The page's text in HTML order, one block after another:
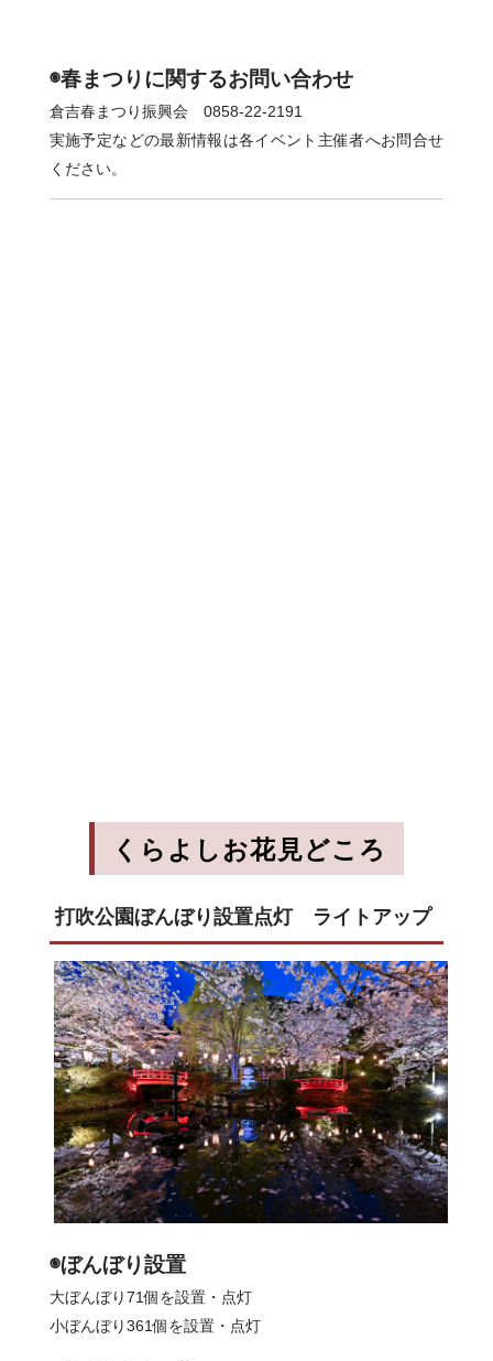
◉春まつりに関するお問い合わせ
倉吉春まつり振興会 0858-22-2191
実施予定などの最新情報は各イベント主催者へお問合せ
ください。
くらよしお花見どころ
打吹公園ぼんぼり設置点灯 ライトアップ
◉ぼんぼり設置
大ぼんぼり71個を設置・点灯
小ぼんぼり361個を設置・点灯